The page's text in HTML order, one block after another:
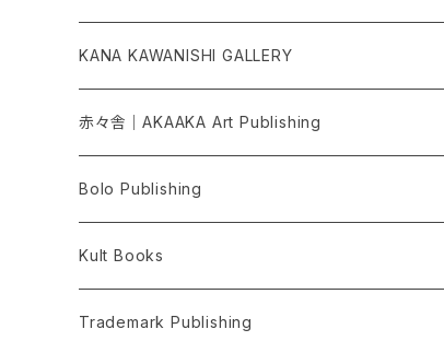
KANA KAWANISHI GALLERY
赤々舎｜AKAAKA Art Publishing
Bolo Publishing
Kult Books
Trademark Publishing